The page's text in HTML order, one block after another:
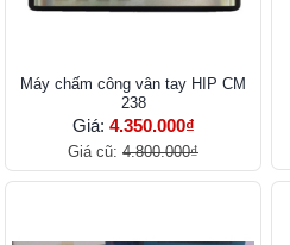
Máy chấm công vân tay HIP CM
238
Giá: 4.350.000₫
Giá cũ: 4.800.000₫